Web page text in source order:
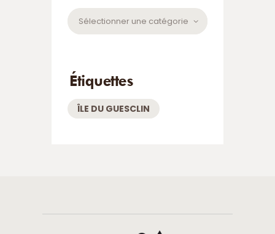
Catégories
Étiquettes
ÎLE DU GUESCLIN